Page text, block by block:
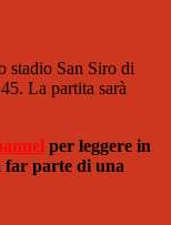
stadio San Siro di
La partita sarà
per leggere in
far parte di una